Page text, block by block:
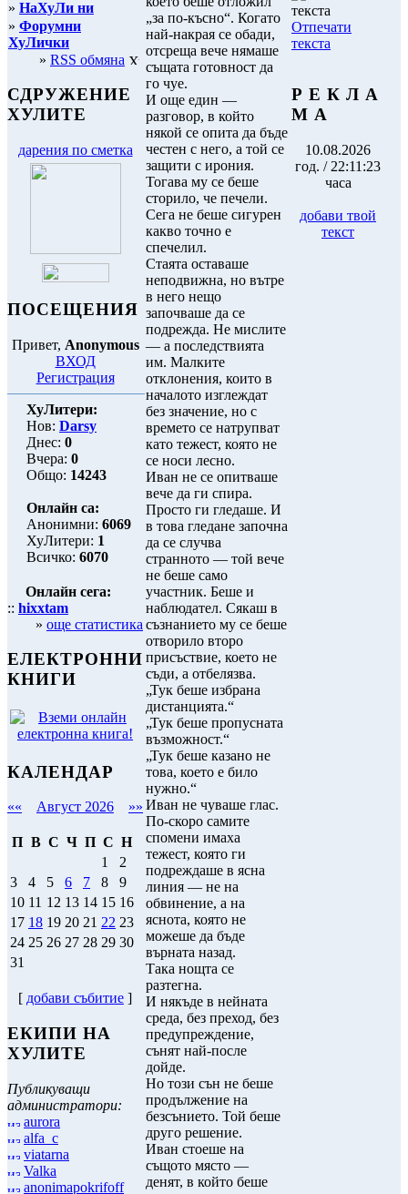
» НаХуЛи ни
» Форумни
ХуЛички
» RSS обмяна
СДРУЖЕНИЕ
ХУЛИТЕ
дарения по сметка
ПОСЕЩЕНИЯ
Привет, Anonymous
ВХОД
Регистрация
ХуЛитери:
Нов: Darsy
Днес: 0
Вчера: 0
Общо: 14243
Онлайн са:
Анонимни: 6069
ХуЛитери: 1
Всичко: 6070
Онлайн сега:
:: hixxtam
» още статистика
ЕЛЕКТРОННИ
КНИГИ
КАЛЕНДАР
«« Август 2026 »»
П В С Ч П С Н
1
2
3
4 5 6 7 8
9
10 11 12 13 14 15 16
17 18 19 20 21 22 23
24 25 26 27 28 29 30
31
[ добави събитие ]
ЕКИПИ НА
ХУЛИТЕ
Публикуващи
администратори:
aurora
alfa_c
viatarna
Valka
anonimapokrifoff
„за по-късно“. Когато
най-накрая се обади,
отсреща вече нямаше
същата готовност да
го чуе.
И още един —
разговор, в който
някой се опита да бъде
честен с него, а той се
защити с ирония.
Тогава му се беше
сторило, че печели.
Сега не беше сигурен
какво точно е
спечелил.
Стаята оставаше
неподвижна, но вътре
в него нещо
започваше да се
подрежда. Не мислите
— а последствията
им. Малките
отклонения, които в
началото изглеждат
без значение, но с
времето се натрупват
като тежест, която не
се носи лесно.
Иван не се опитваше
вече да ги спира.
Просто ги гледаше. И
в това гледане започна
да се случва
странното — той вече
не беше само
участник. Беше и
наблюдател. Сякаш в
съзнанието му се беше
отворило второ
присъствие, което не
съди, а отбелязва.
„Тук беше избрана
дистанцията.“
„Тук беше пропусната
възможност.“
„Тук беше казано не
това, което е било
нужно.“
Иван не чуваше глас.
По-скоро самите
спомени имаха
тежест, която ги
подреждаше в ясна
линия — не на
обвинение, а на
яснота, която не
можеше да бъде
върната назад.
Така нощта се
разтегна.
И някъде в нейната
среда, без преход, без
предупреждение,
сънят най-после
дойде.
Но този сън не беше
продължение на
безсънието. Той беше
друго решение.
Иван стоеше на
същото място —
денят, в който беше
Отпечати
текста
Р Е К Л А
М А
10.08.2026
год. / 22:11:23
часа
добави твой
текст